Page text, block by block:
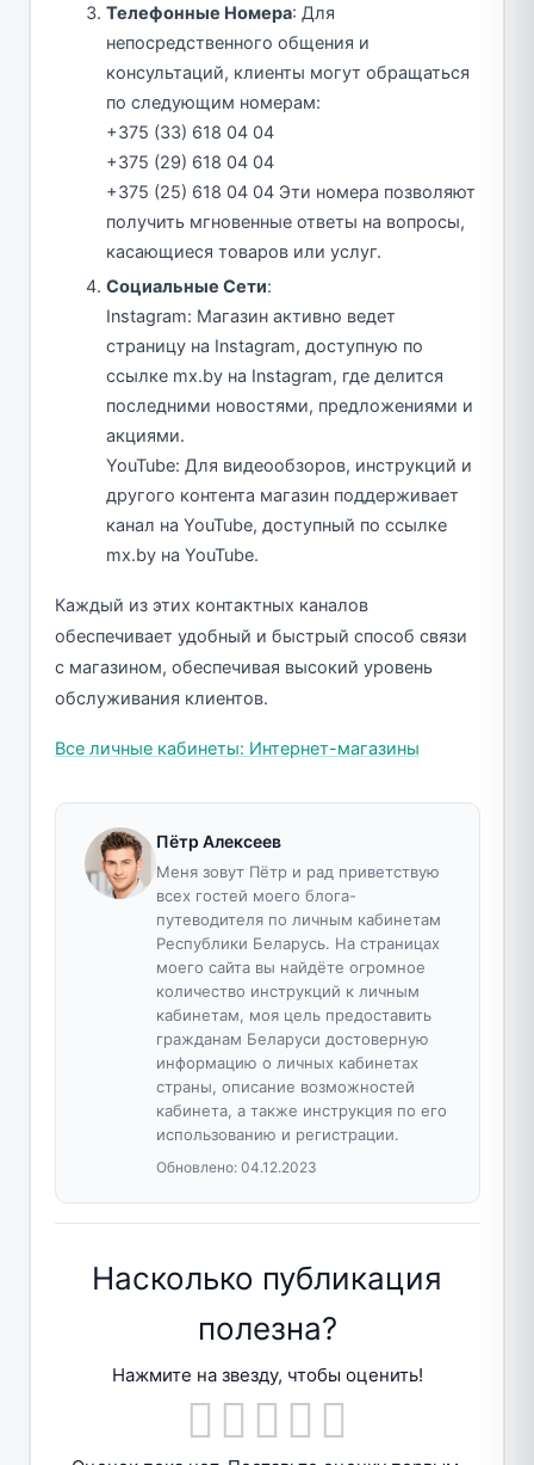
Телефонные Номера: Для
непосредственного общения и
консультаций, клиенты могут обращаться
по следующим номерам:
+375 (33) 618 04 04
+375 (29) 618 04 04
+375 (25) 618 04 04 Эти номера позволяют
получить мгновенные ответы на вопросы,
касающиеся товаров или услуг.
Социальные Сети:
Instagram: Магазин активно ведет
страницу на Instagram, доступную по
ссылке mx.by на Instagram, где делится
последними новостями, предложениями и
акциями.
YouTube: Для видеообзоров, инструкций и
другого контента магазин поддерживает
канал на YouTube, доступный по ссылке
mx.by на YouTube.
Каждый из этих контактных каналов
обеспечивает удобный и быстрый способ связи
с магазином, обеспечивая высокий уровень
обслуживания клиентов.
Все личные кабинеты: Интернет-магазины
Пётр Алексеев
Меня зовут Пётр и рад приветствую
всех гостей моего блога-
путеводителя по личным кабинетам
Республики Беларусь. На страницах
моего сайта вы найдёте огромное
количество инструкций к личным
кабинетам, моя цель предоставить
гражданам Беларуси достоверную
информацию о личных кабинетах
страны, описание возможностей
кабинета, а также инструкция по его
использованию и регистрации.
Обновлено: 04.12.2023
Насколько публикация
полезна?
Нажмите на звезду, чтобы оценить!